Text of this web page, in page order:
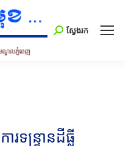
Search:
ស្វែងរក
ការទន្ទ្រានដីធ្លី